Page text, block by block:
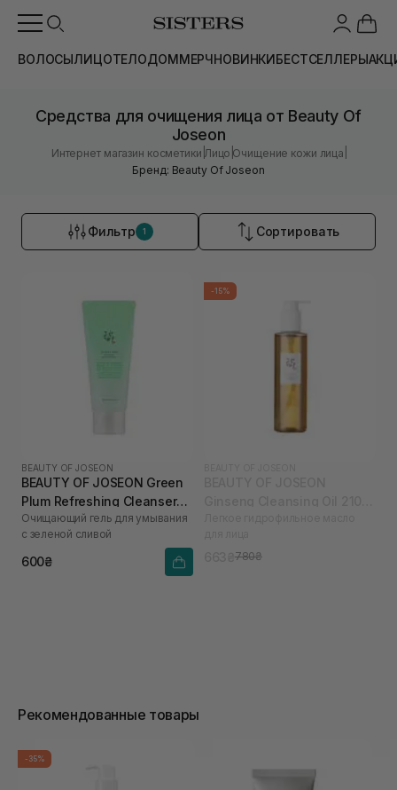
ВОЛОСЫЛИЦОТЕЛОДОММЕРЧНОВИНКИБЕСТСЕЛЛЕРЫ
Средства для очищения лица от Beauty Of
Joseon
Интернет магазин косметики Лицо |Очищение кожи лица
Бренд: Beauty Of Joseon
Фильтр 1 Сортировать
BEAUTY OF JOSEON
BEAUTY OF JOSEON Green
Plum Refreshing Cleanser
100 мл
Очищающий гель для умывания
с зеленой сливой
600₴
-15%
780₴
Рекомендованные товары
-35%